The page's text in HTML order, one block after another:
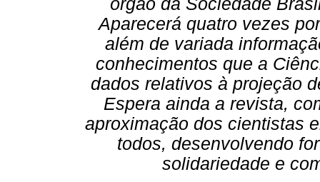
Aparecerá quatro vezes
além de variada
conhecimentos que a
dados relativos à projeção
Espera ainda a revista,
aproximação dos cientistas
todos, desenvolvendo
solidariedade e